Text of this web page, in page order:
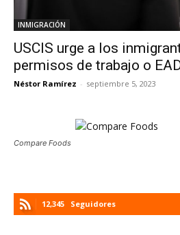
INMIGRACIÓN
USCIS urge a los
permisos de trabajo o
Néstor Ramírez - septiembre 5, 2023
Compare Foods
12,345 Seguidores